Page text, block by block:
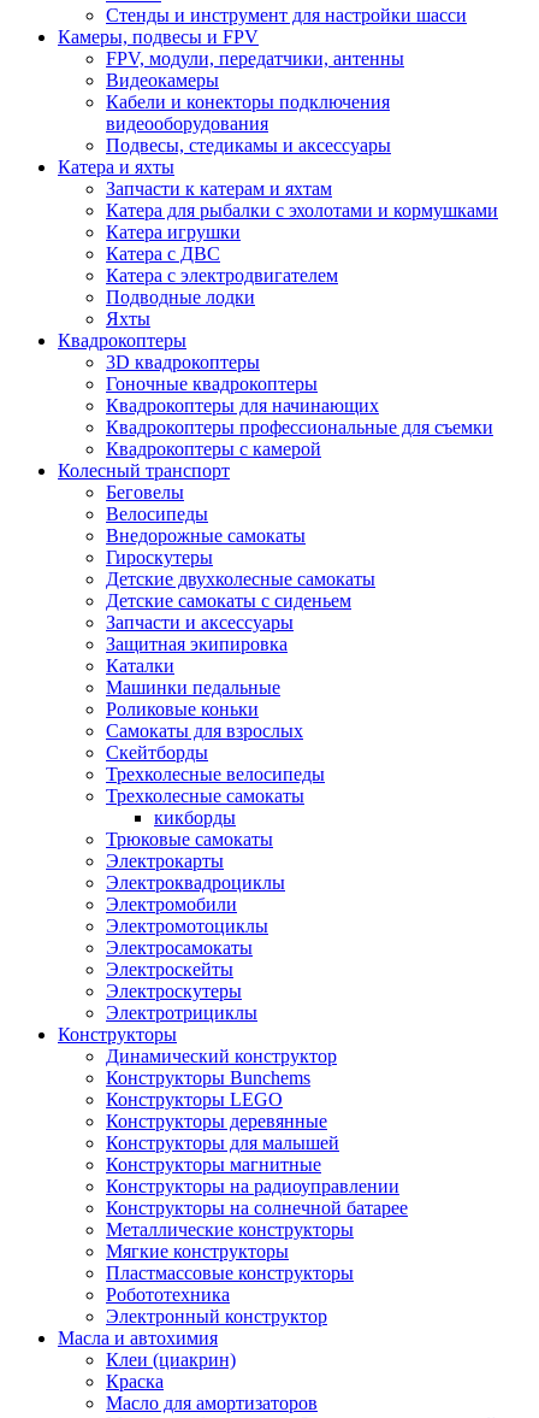
Стенды и инструмент для настройки шасси
Камеры, подвесы и FPV
FPV, модули, передатчики, антенны
Видеокамеры
Кабели и конекторы подключения
видеооборудования
Подвесы, стедикамы и аксессуары
Катера и яхты
Запчасти к катерам и яхтам
Катера для рыбалки с эхолотами и кормушками
Катера игрушки
Катера с ДВС
Катера с электродвигателем
Подводные лодки
Яхты
Квадрокоптеры
3D квадрокоптеры
Гоночные квадрокоптеры
Квадрокоптеры для начинающих
Квадрокоптеры профессиональные для съемки
Квадрокоптеры с камерой
Колесный транспорт
Беговелы
Велосипеды
Внедорожные самокаты
Гироскутеры
Детские двухколесные самокаты
Детские самокаты с сиденьем
Запчасти и аксессуары
Защитная экипировка
Каталки
Машинки педальные
Роликовые коньки
Самокаты для взрослых
Скейтборды
Трехколесные велосипеды
Трехколесные самокаты
кикборды
Трюковые самокаты
Электрокарты
Электроквадроциклы
Электромобили
Электромотоциклы
Электросамокаты
Электроскейты
Электроскутеры
Электротрициклы
Конструкторы
Динамический конструктор
Конструкторы Bunchems
Конструкторы LEGO
Конструкторы деревянные
Конструкторы для малышей
Конструкторы магнитные
Конструкторы на радиоуправлении
Конструкторы на солнечной батарее
Металлические конструкторы
Мягкие конструкторы
Пластмассовые конструкторы
Робототехника
Электронный конструктор
Масла и автохимия
Клеи (циакрин)
Краска
Масло для амортизаторов